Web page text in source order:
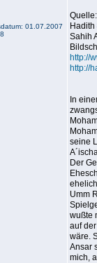
01.07.2007
Quelle:
Sahih
http://
http://
In
seine
Der
Umm
wußte
auf
wäre.
Ansar
mich,